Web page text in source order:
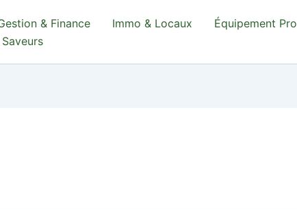
& Finance Immo & Locaux Équipement Pro
Saveurs